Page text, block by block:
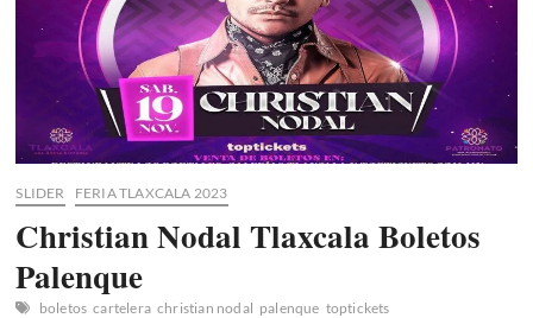
SLIDER FERIA TLAXCALA 2023
Christian Nodal Tlaxcala Boletos
Palenque
boletos cartelera christian nodal palenque toptickets